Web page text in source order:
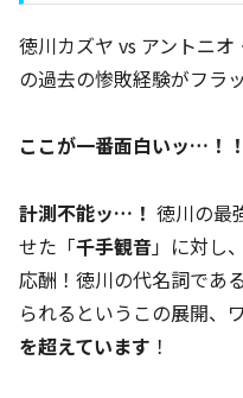
徳川カズヤ vs アントニ
の過去の惨敗経験がフラ
ここが一番面白いッ…！！
計測不能ッ…！ 徳川の最
せた「千手観音」に対し
応酬！徳川の代名詞であ
られるというこの展開、
を超えています ！